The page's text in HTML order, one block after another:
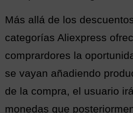
Más allá de los
categorías Aliexpress
comprardores la
se vayan añadiendo
de la compra, el usuario
monedas que